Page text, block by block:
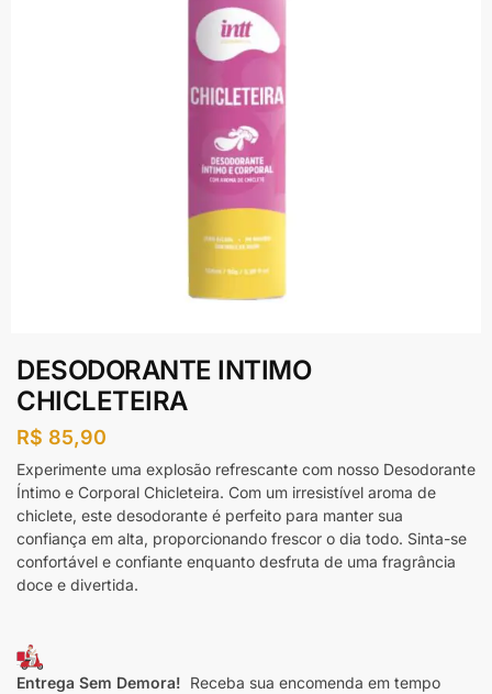
DESODORANTE INTIMO
CHICLETEIRA
R$ 85,90
Experimente uma explosão refrescante com nosso Desodorante
Íntimo e Corporal Chicleteira. Com um irresistível aroma de
chiclete, este desodorante é perfeito para manter sua
confiança em alta, proporcionando frescor o dia todo. Sinta-se
confortável e confiante enquanto desfruta de uma fragrância
doce e divertida.
Entrega Sem Demora! Receba sua encomenda em tempo